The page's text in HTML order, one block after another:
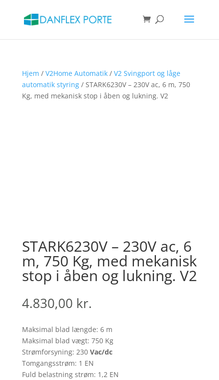
Hjem / V2Home Automatik/ V2 Svingport og låge
automatik styring/ STARK6230V – 230V ac, 6 m, 750
Kg, med mekanisk stop i åben og lukning. V2
STARK6230V – 230V ac, 6
m, 750 Kg, med mekanisk
stop i åben og lukning. V2
4.830,00 kr.
Maksimal blad længde: 6 m
Maksimal blad vægt: 750 Kg
Strømforsyning: 230 Vac/dc
Tomgangsstrøm: 1 EN
Fuld belastning strøm: 1,2 EN